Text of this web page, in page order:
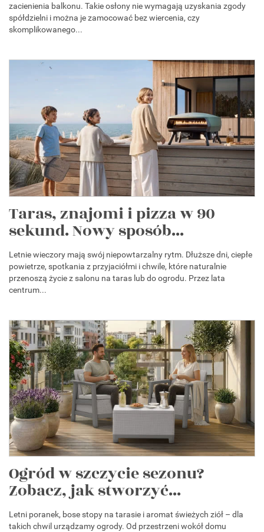
zacienienia balkonu. Takie osłony nie wymagają uzyskania zgody
spółdzielni i można je zamocować bez wiercenia, czy
skomplikowanego...
Taras, znajomi i pizza w 90
sekund. Nowy sposób...
Letnie wieczory mają swój niepowtarzalny rytm. Dłuższe dni, ciepłe
powietrze, spotkania z przyjaciółmi i chwile, które naturalnie
przenoszą życie z salonu na taras lub do ogrodu. Przez lata
centrum...
Ogród w szczycie sezonu?
Zobacz, jak stworzyć...
Letni poranek, bose stopy na tarasie i aromat świeżych ziół – dla
takich chwil urządzamy ogrody. Od przestrzeni wokół domu